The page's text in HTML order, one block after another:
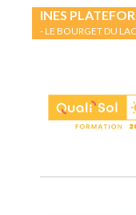
INES
- LE BOURGET DU